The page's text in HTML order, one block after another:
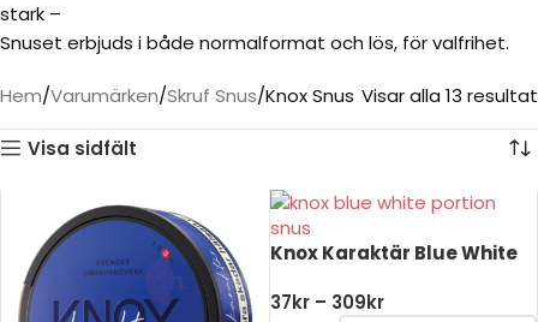
stark –
Snuset erbjuds i både normalformat och lös, för valfrihet.
Hem Varumärken Skruf Snus Knox Snus Visar alla 13 resultat
Visa sidfält
Knox Karaktär Blue White
37kr – 309kr